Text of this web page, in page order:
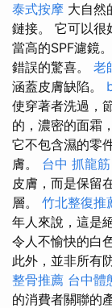
泰式按摩 大自然
鏈接。 它可以很
當高的SPF濾鏡。
錯誤的驚喜。 老
涵蓋皮膚缺陷。
使穿著者洗過，
的，濃密的面霜
它不包含濕的零
膚。 台中 抓龍筋
皮膚，而是保留
層。 竹北整復推
年人來說，這是
令人不愉快的白
此外，並非所有
整骨推薦 台中體
的消費者關聯的